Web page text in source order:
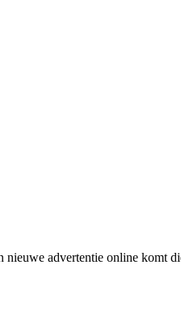
nieuwe advertentie online komt